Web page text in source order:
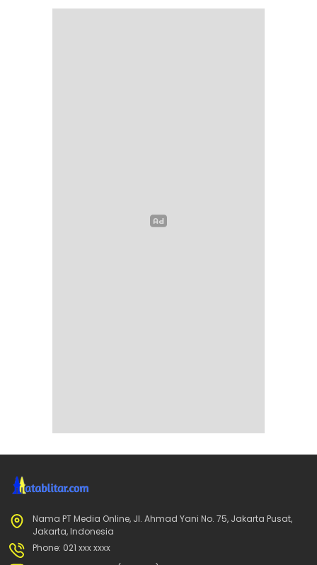
Nama PT Media Online, Jl. Ahmad Yani No. 75, Jakarta Pusat,
Jakarta, Indonesia
Phone: 021 xxx xxxx